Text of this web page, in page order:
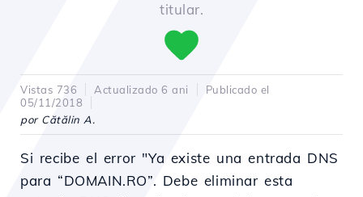
titular.
Vistas 736 Actualizado 6 ani
Publicado el
05/11/2018
por Cătălin A.
Si recibe el error "Ya existe una entrada DNS
para “DOMAIN.RO”. Debe eliminar esta